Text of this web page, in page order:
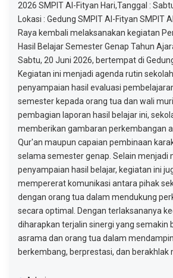
2026 SMPIT Al-Fityan Hari,Tanggal :
Lokasi : Gedung SMPIT Al-Fityan SMPIT
Raya kembali melaksanakan kegiatan
Hasil Belajar Semester Genap Tahun
Sabtu, 20 Juni 2026, bertempat di
Kegiatan ini menjadi agenda rutin
penyampaian hasil evaluasi
semester kepada orang tua dan wali
pembagian laporan hasil belajar ini,
memberikan gambaran perkembangan
Qur'an maupun capaian pembinaan
selama semester genap. Selain menjadi
penyampaian hasil belajar, kegiatan ini
mempererat komunikasi antara pihak
dengan orang tua dalam mendukung
secara optimal. Dengan terlaksananya
diharapkan terjalin sinergi yang semakin
asrama dan orang tua dalam
berkembang, berprestasi, dan berakhlak